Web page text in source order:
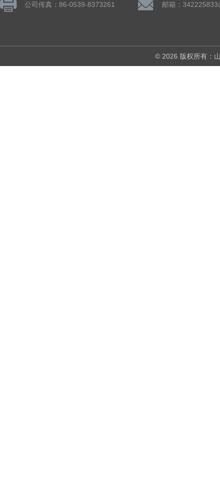
公司传真：86-0539-8373261 邮箱：
© 2026 版权所有：